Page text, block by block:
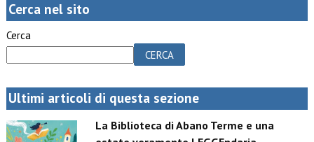
Cerca nel sito
Cerca
CERCA
Ultimi articoli di questa sezione
La Biblioteca di Abano Terme e una